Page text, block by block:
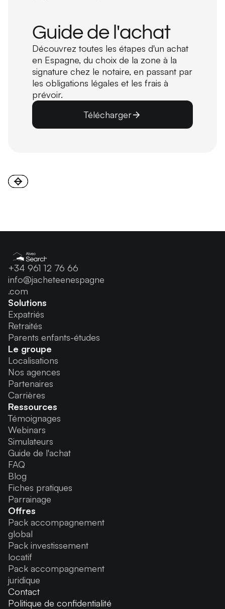
Guide de l'achat
Découvrez toutes les étapes d'un achat
en Espagne, du choix de la zone à la
signature chez le notaire, en passant par
les obligations légales et les frais à
prévoir.
Télécharger
+34 961 12 76 66
info@jacheteenespagne
.com
Solutions
Expatriés
Retraités
Parents enfants-études
Le groupe
Localisations
Nos agences
Partenaires
Carrières
Ressources
Témoignages
Webinars
Simulateurs
Guide de l'achat
FAQ
Blog
Fiches pratiques
Parrainage
Offres
Pack accompagnement
global
Pack investissement
locatif
Pack accompagnement
juridique
Contact
Politique de confidentialité